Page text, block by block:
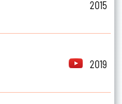
2015
2019